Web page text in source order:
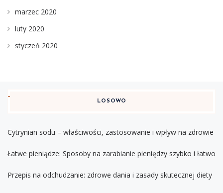
marzec 2020
luty 2020
styczeń 2020
LOSOWO
Cytrynian sodu – właściwości, zastosowanie i wpływ na zdrowie
Łatwe pieniądze: Sposoby na zarabianie pieniędzy szybko i łatwo
Przepis na odchudzanie: zdrowe dania i zasady skutecznej diety